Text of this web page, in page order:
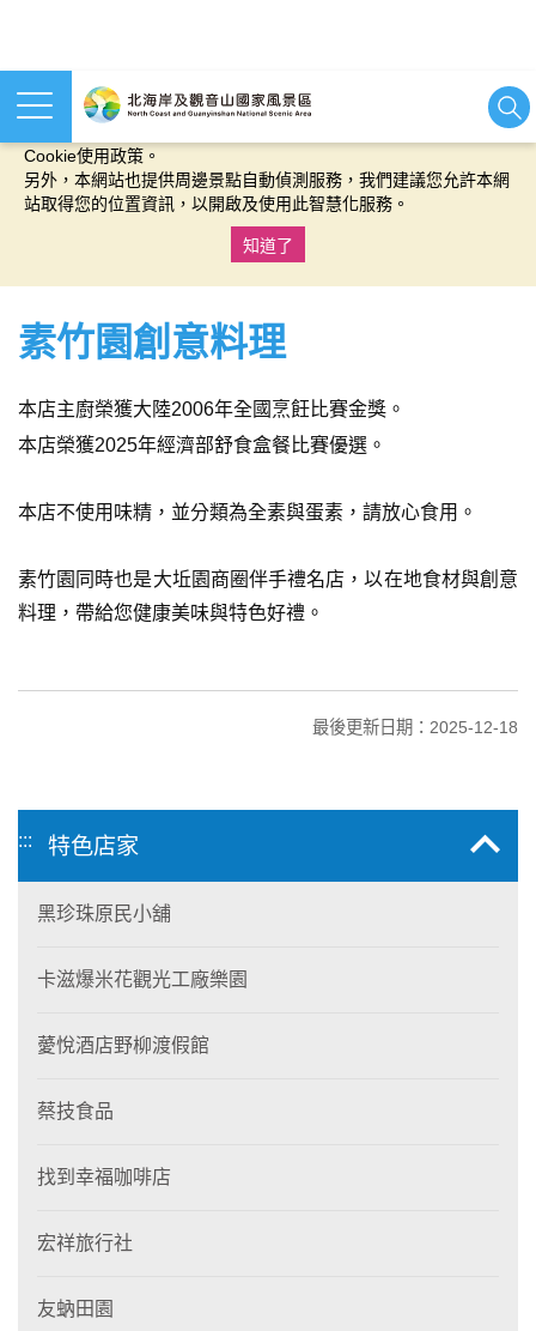
本網站使用cookies等相關技術以持續優化網站服務，並有助於為
Cookie使用政策。
另外，本網站也提供周邊景點自動偵測服務，我們建議您允許本網
站取得您的位置資訊，以開啟及使用此智慧化服務。
知道了
素竹園創意料理
本店主廚榮獲大陸2006年全國烹飪比賽金獎。
本店榮獲2025年經濟部舒食盒餐比賽優選。
本店不使用味精，並分類為全素與蛋素，請放心食用。
素竹園同時也是大坵園商圈伴手禮名店，以在地食材與創意
料理，帶給您健康美味與特色好禮。
最後更新日期：2025-12-18
::: 特色店家
黑珍珠原民小舖
卡滋爆米花觀光工廠樂園
薆悅酒店野柳渡假館
蔡技食品
找到幸福咖啡店
宏祥旅行社
友蚋田園